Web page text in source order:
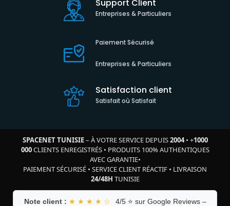
Support Client
Entreprises & Particuliers
Paiement Sécurisé
Entreprises & Particuliers
Satisfaction client
Satisfait où Satisfait
SPACENET TUNISIE– À VOTRE SERVICE DEPUIS2004• +1000
000CLIENTS ENREGISTRÉS• PRODUITS 100% AUTHENTIQUES
AVEC GARANTIE•
PAIEMENT SÉCURISÉ • SERVICE CLIENT RÉACTIF • LIVRAISON
24/48H TUNISIE
Note client : ★ ★ ★ ★ ☆
4/5 ⭐ sur Google Reviews –